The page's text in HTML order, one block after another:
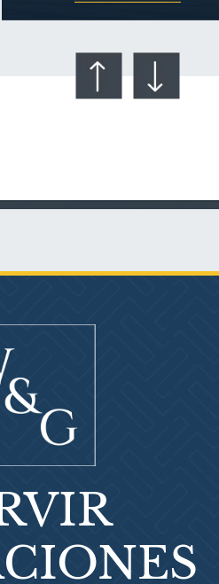
Talco en polvo
¿Qué es el mesotelioma?